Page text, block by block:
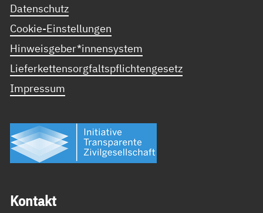
Datenschutz
Cookie-Einstellungen
Hinweisgeber*innensystem
Lieferkettensorgfaltspflichtengesetz
Impressum
Kon­takt